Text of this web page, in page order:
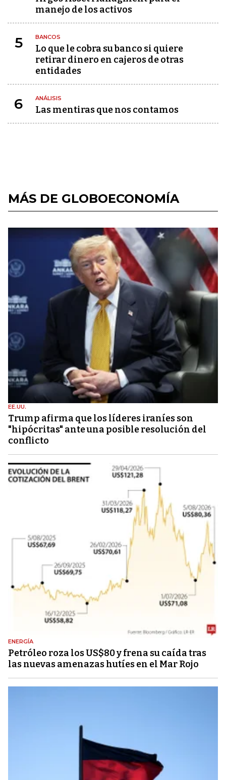
manejo de los activos
5 BANCOS
Lo que le cobra su banco si quiere
retirar dinero en cajeros de otras
entidades
6 ANÁLISIS
Las mentiras que nos contamos
MÁS DE GLOBOECONOMÍA
EE.UU.
Trump afirma que los líderes iraníes son
"hipócritas" ante una posible resolución del
conflicto
ENERGÍA
Petróleo roza los US$80 y frena su caída tras
las nuevas amenazas hutíes en el Mar Rojo